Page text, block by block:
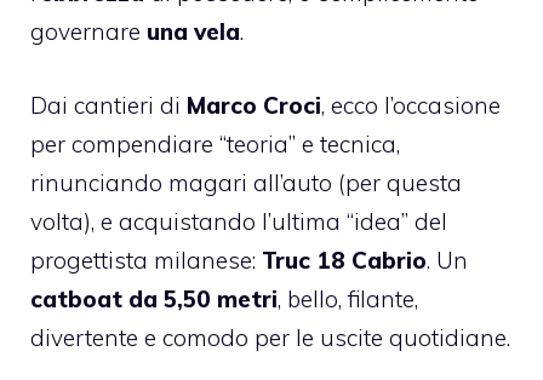
governare una vela.
Dai cantieri di Marco Croci, ecco l’occasione
per compendiare “teoria” e tecnica,
rinunciando magari all’auto (per questa
volta), e acquistando l’ultima “idea” del
progettista milanese: Truc 18 Cabrio. Un
catboat da 5,50 metri, bello, filante,
divertente e comodo per le uscite quotidiane.